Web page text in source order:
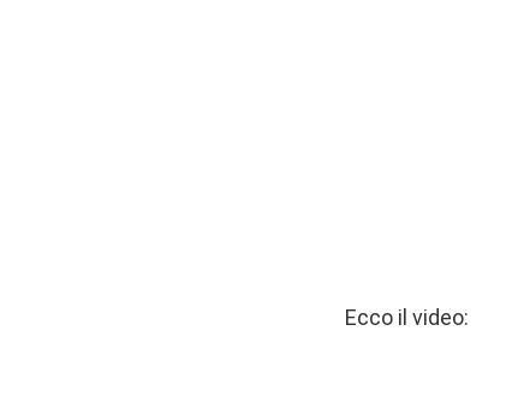
Ecco il video: